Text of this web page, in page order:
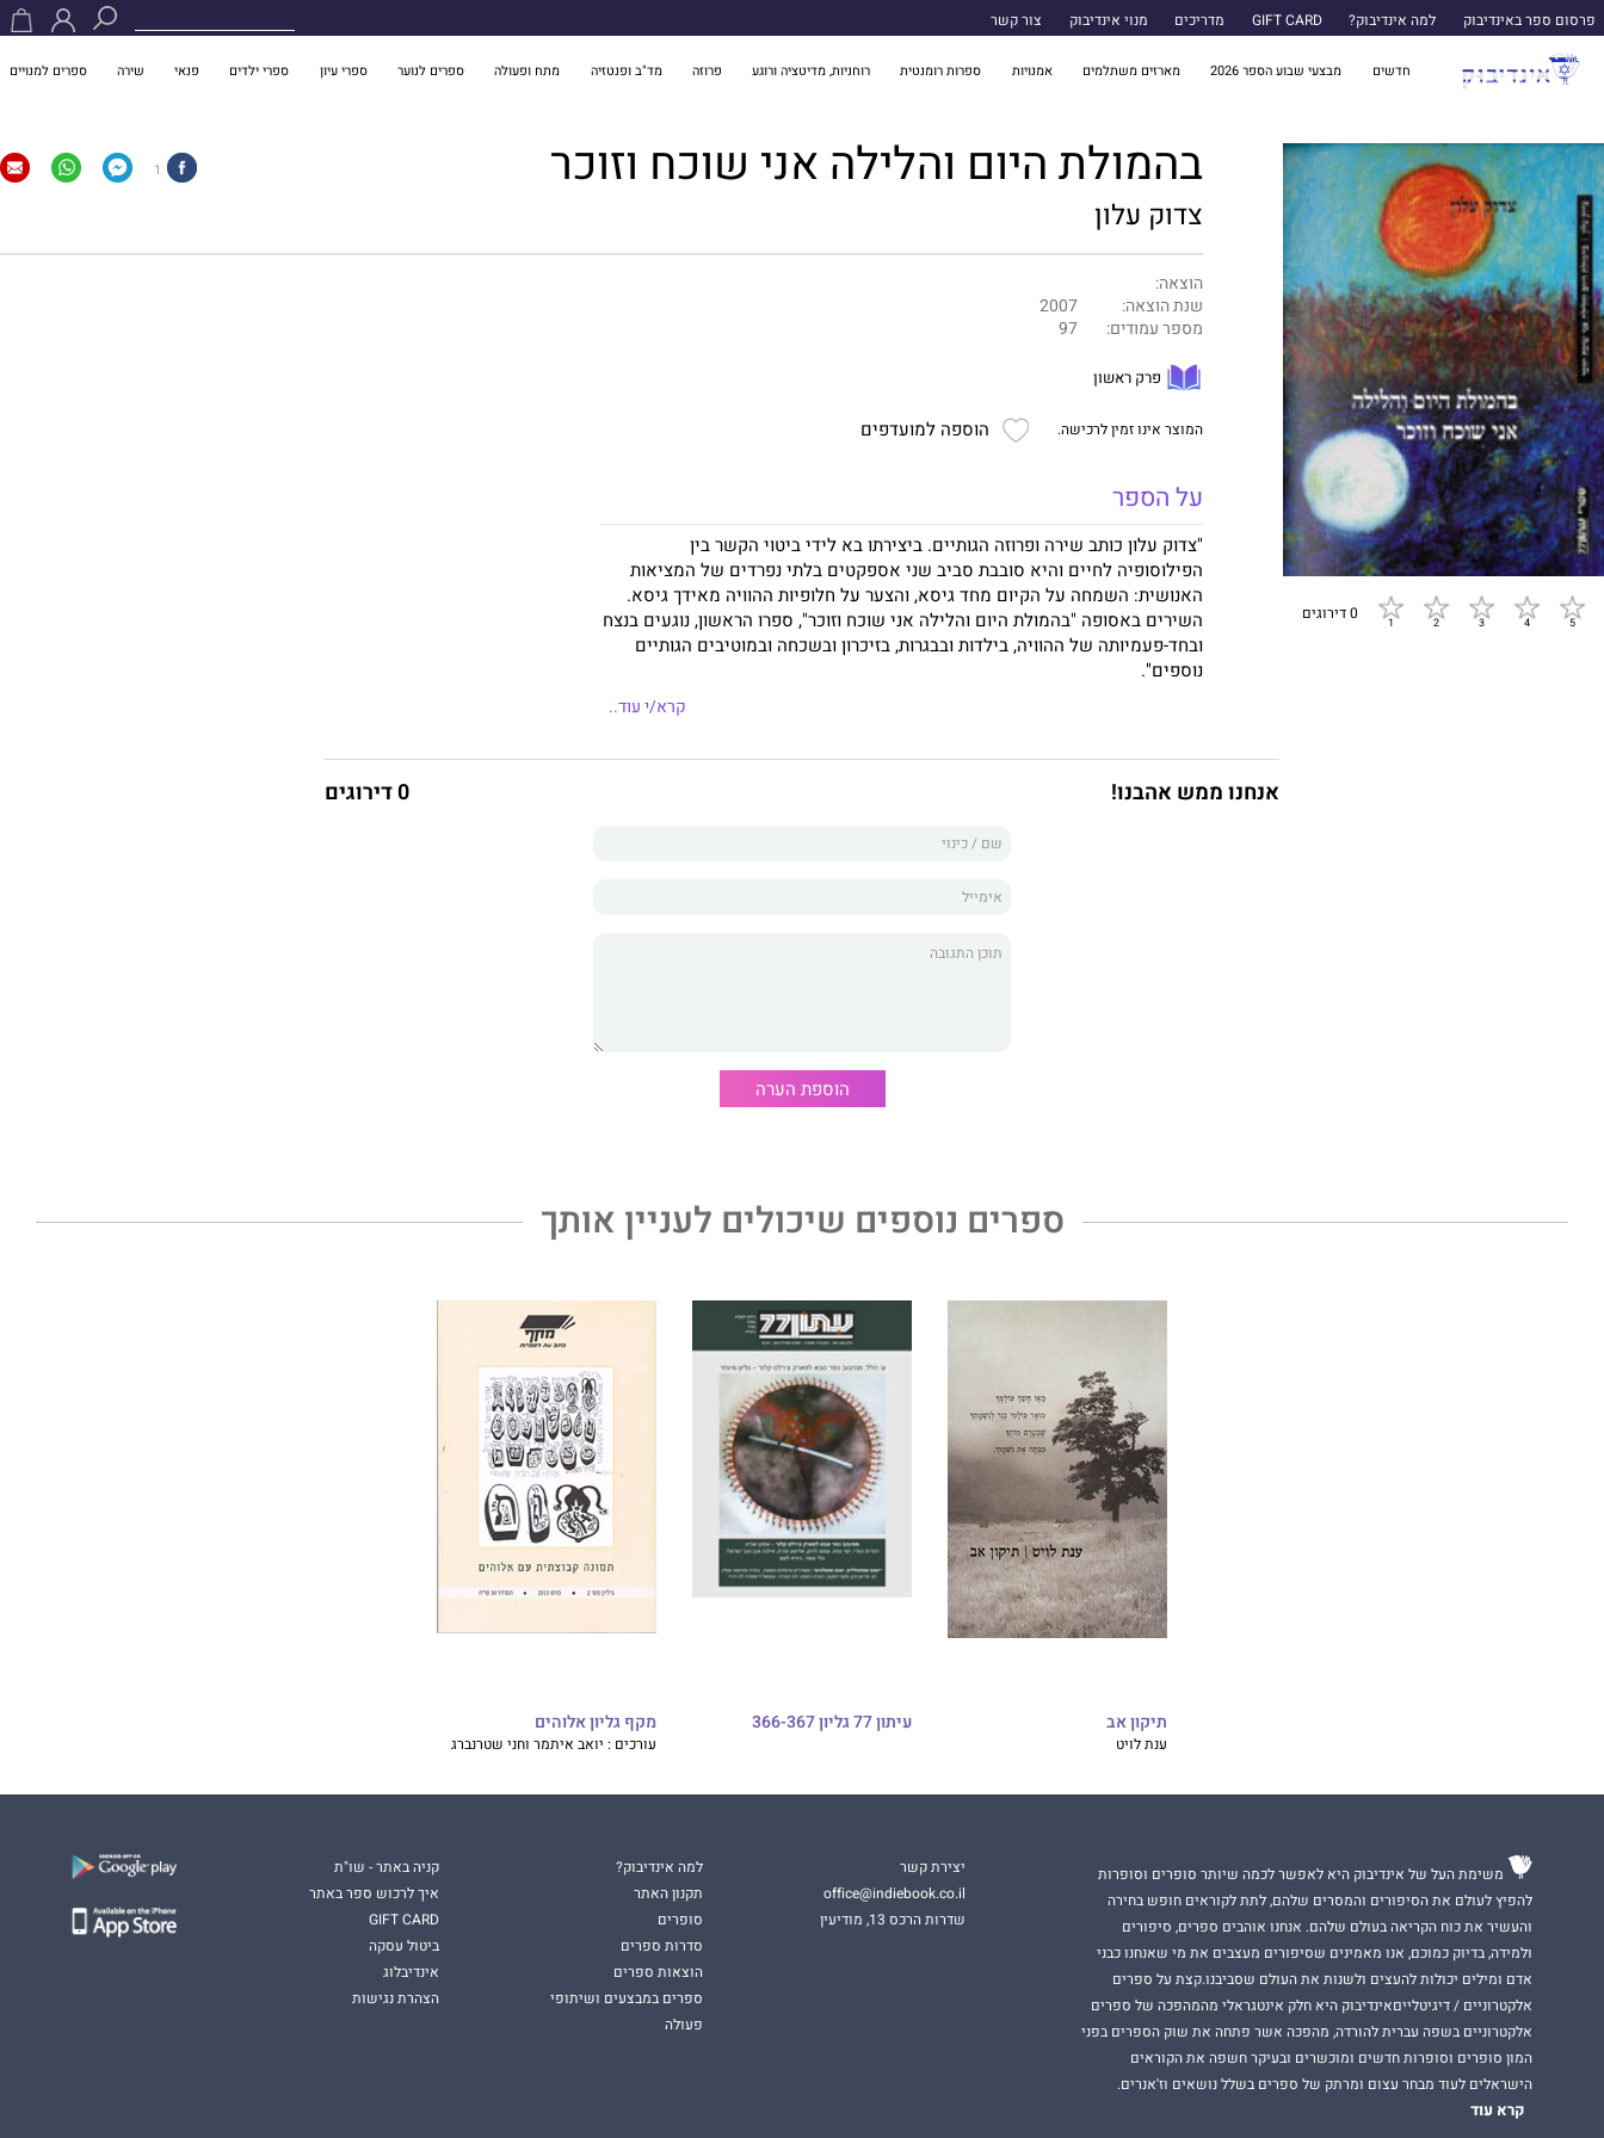
פרסום ספר באינדיבוק למה אינדיבוק? GIFT CARD מדריכים מנוי אינדיבוק צור קשר
חדשים מבצעי שבוע הספר 2026 מארזים משתלמים אמנויות ספרות רומנטית רוחניות, מדיטציה ורוגע פרוזה מד"ב ופנטזיה מתח ופעולה ספרים לנוער ספרי עיון ספרי ילדים פנאי שירה ספרים למנויים
0 דירוגים
בהמולת היום והלילה אני שוכח וזוכר 1
צדוק עלון
הוצאה:
שנת הוצאה:
2007
מספר עמודים:
97
פרק ראשון
המוצר אינו זמין לרכישה. הוספה למועדפים
על הספר
"צדוק עלון כותב שירה ופרוזה הגותיים. ביצירתו בא לידי ביטוי הקשר בין
הפילוסופיה לחיים והיא סובבת סביב שני אספקטים בלתי נפרדים של המציאות
האנושית: השמחה על הקיום מחד גיסא, והצער על חלופיות ההוויה מאידך גיסא.
השירים באסופה "בהמולת היום והלילה אני שוכח וזוכר", ספרו הראשון, נוגעים בנצח
ובחד-פעמיותה של ההוויה, בילדות ובבגרות, בזיכרון ובשכחה ובמוטיבים הגותיים
נוספים".
קרא/י עוד..
אנחנו ממש אהבנו! 0 דירוגים
הוספת הערה
ספרים נוספים שיכולים לעניין אותך
תיקון אב
ענת לויט
עיתון 77 גליון 366-367 מקף גליון אלוהים
עורכים : יואב איתמר וחני שטרנברג
משימת העל של אינדיבוק היא לאפשר לכמה שיותר סופרים וסופרות
להפיץ לעולם את הסיפורים והמסרים שלהם, לתת לקוראים חופש בחירה
והעשיר את כוח הקריאה בעולם שלהם. אנחנו אוהבים ספרים, סיפורים
ולמידה, בדיוק כמוכם, אנו מאמינים שסיפורים מעצבים את מי שאנחנו כבני
אדם ומילים יכולות להעצים ולשנות את העולם שסביבנו.קצת על ספרים
אלקטרוניים / דיגיטלייםאינדיבוק היא חלק אינטגראלי מהמהפכה של ספרים
אלקטרוניים בשפה עברית להורדה, מהפכה אשר פתחה את שוק הספרים בפני
המון סופרים וסופרות חדשים ומוכשרים ובעיקר חשפה את הקוראים
הישראלים לעוד מבחר עצום ומרתק של ספרים בשלל נושאים וז'אנרים.
קרא עוד
יצירת קשר
office@indiebook.co.il
שדרות הרכס 13, מודיעין
למה אינדיבוק?
תקנון האתר
סופרים
סדרות ספרים
הוצאות ספרים
ספרים במבצעים ושיתופי
פעולה
קניה באתר - שו"ת
איך לרכוש ספר באתר
GIFT CARD
ביטול עסקה
אינדיבלוג
הצהרת נגישות